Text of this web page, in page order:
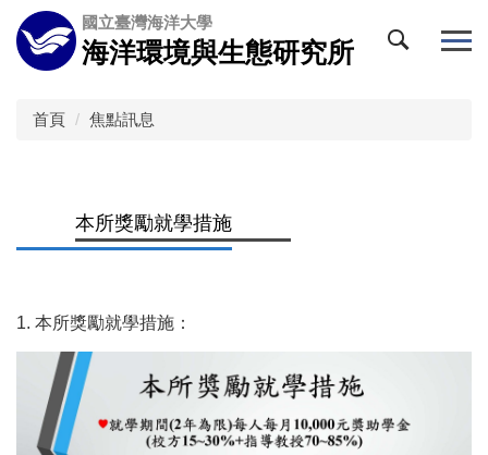
跳
到
主
國立臺灣海洋大學
海洋環境與生態研究所
首頁 焦點訊息
本所獎勵就學措施
1. 本所獎勵就學措施：